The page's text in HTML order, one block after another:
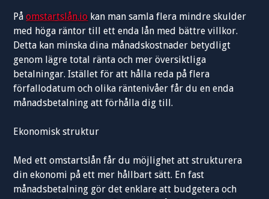
Påomstartslån.io kan man samla flera mindre skulder
med höga räntor till ett enda lån med bättre villkor.
Detta kan minska dina månadskostnader betydligt
genom lägre total ränta och mer översiktliga
betalningar. Istället för att hålla reda på flera
förfallodatum och olika räntenivåer får du en enda
månadsbetalning att förhålla dig till.
Ekonomisk struktur
Med ett omstartslån får du möjlighet att strukturera
din ekonomi på ett mer hållbart sätt. En fast
månadsbetalning gör det enklare att budgetera och